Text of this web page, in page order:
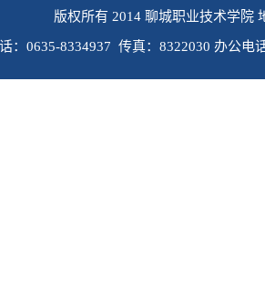
版权所有 2014 聊城职业技术学院
：0635-8334937 传真：8322030 办公电